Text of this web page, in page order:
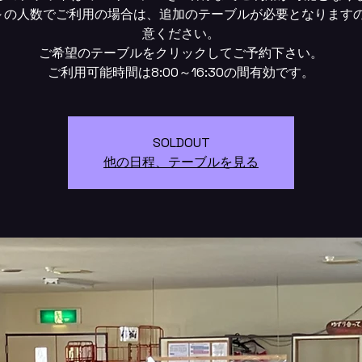
人数でご利用の場合は、追加のテーブルが必要となります
意ください。
ご希望のテーブルをクリックしてご予約下さい。
SOLDOUT
他の日程、テーブルを見る